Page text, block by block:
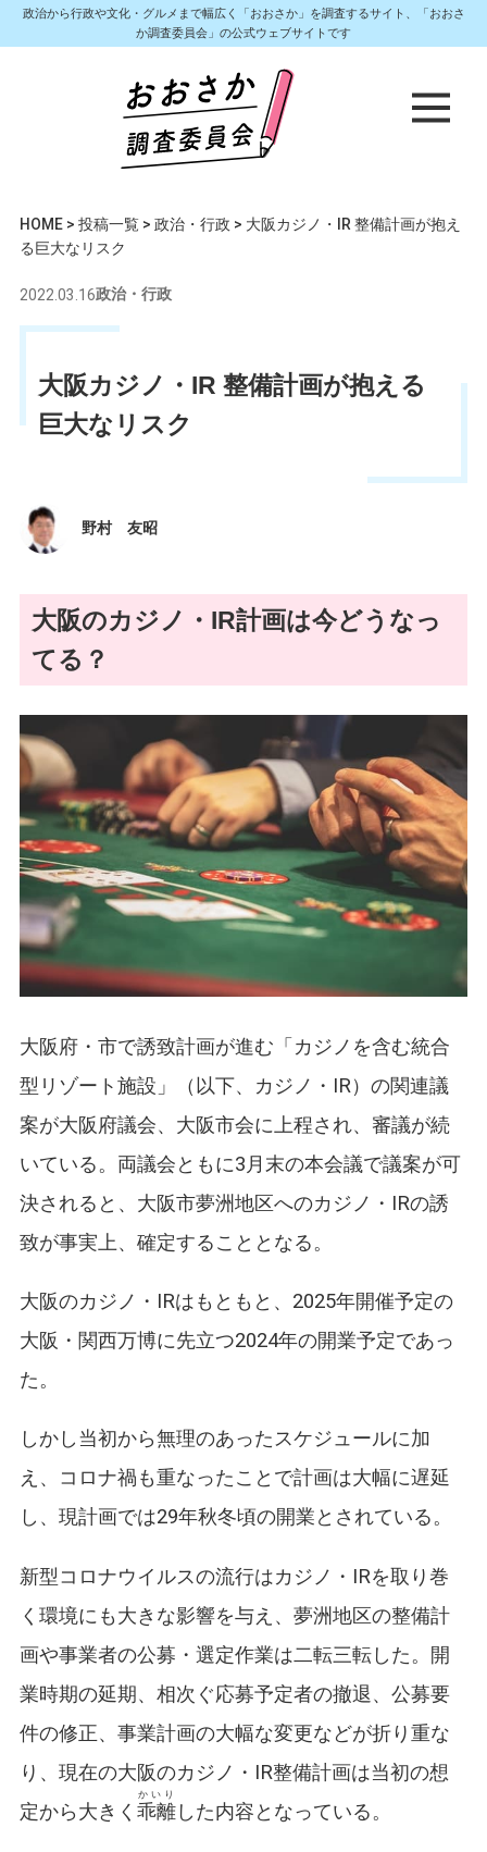
政治から行政や文化・グルメまで幅広く「おおさか」を調査するサイト、「おおさ
か調査委員会」の公式ウェブサイトです
HOME> 投稿一覧> 政治・行政 > 大阪カジノ・IR 整備計画が抱え
る巨大なリスク
2022.03.16政治・行政
大阪カジノ・IR 整備計画が抱える
巨大なリスク
野村 友昭
大阪のカジノ・IR計画は今どうなっ
てる？
大阪府・市で誘致計画が進む「カジノを含む統合
型リゾート施設」（以下、カジノ・IR）の関連議
案が大阪府議会、大阪市会に上程され、審議が続
いている。両議会ともに3月末の本会議で議案が可
決されると、大阪市夢洲地区へのカジノ・IRの誘
致が事実上、確定することとなる。
大阪のカジノ・IRはもともと、2025年開催予定の
大阪・関西万博に先立つ2024年の開業予定であっ
た。
しかし当初から無理のあったスケジュールに加
え、コロナ禍も重なったことで計画は大幅に遅延
し、現計画では29年秋冬頃の開業とされている。
新型コロナウイルスの流行はカジノ・IRを取り巻
く環境にも大きな影響を与え、夢洲地区の整備計
画や事業者の公募・選定作業は二転三転した。開
業時期の延期、相次ぐ応募予定者の撤退、公募要
件の修正、事業計画の大幅な変更などが折り重な
り、現在の大阪のカジノ・IR整備計画は当初の想
定から大きく 乖離
かいり
した内容となっている。